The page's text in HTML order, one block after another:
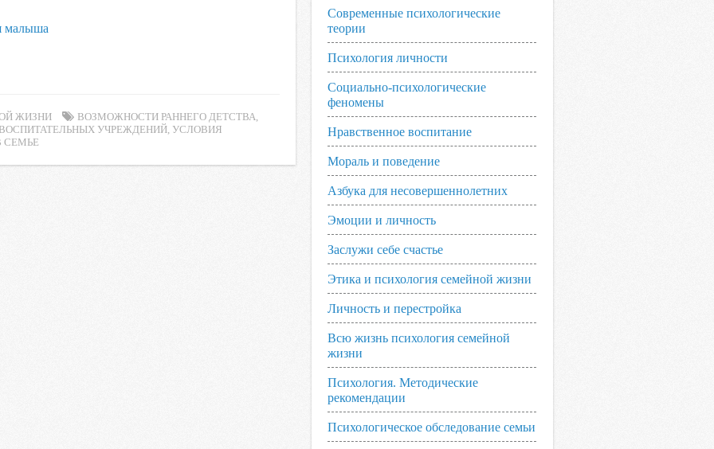
малыша
ЖИЗНИ ВОЗМОЖНОСТИ РАННЕГО ДЕТСТВА,
УЧРЕЖДЕНИЙ, УСЛОВИЯ
СЕМЬЕ
Современные психологические
теории
Психология личности
Социально-психологические
феномены
Нравственное воспитание
Мораль и поведение
Азбука для несовершеннолетних
Эмоции и личность
Заслужи себе счастье
Этика и психология семейной жизни
Личность и перестройка
Всю жизнь психология семейной
жизни
Психология. Методические
рекомендации
Психологическое обследование семьи